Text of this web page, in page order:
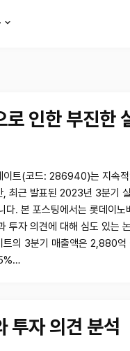
인한 부진한
이트(코드: 286940)는 지속
, 최근 발표된 2023년 3분기
다. 본 포스팅에서는 롯데이
투자 의견에 대해 심도 있는
트의 3분기 매출액은 2,880
투자 의견 분석